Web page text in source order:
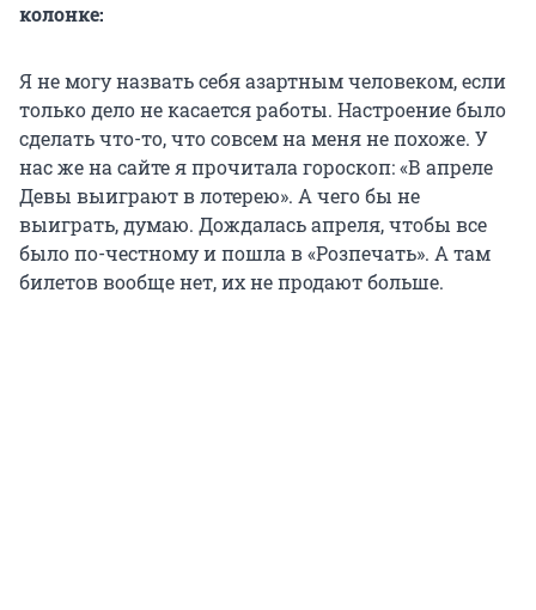
колонке:
Я не могу назвать себя азартным человеком, если
только дело не касается работы. Настроение было
сделать что-то, что совсем на меня не похоже. У
нас же на сайте я прочитала гороскоп: «В апреле
Девы выиграют в лотерею». А чего бы не
выиграть, думаю. Дождалась апреля, чтобы все
было по-честному и пошла в «Розпечать». А там
билетов вообще нет, их не продают больше.